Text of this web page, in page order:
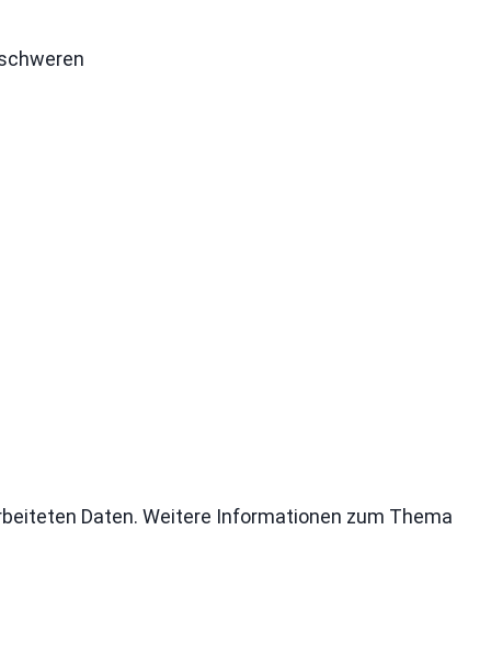
Daten. Weitere Informationen zum Thema